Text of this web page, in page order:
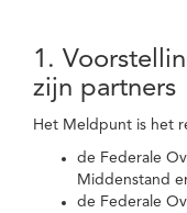
1.
zijn partners
Het Meldpunt is het
de Federale
Middenstand
de Federale